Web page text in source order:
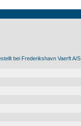
bei Frederikshavn Vaerft A/S